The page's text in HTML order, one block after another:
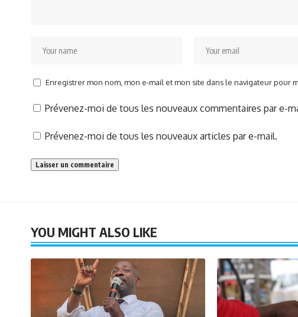
Enregistrer mon nom, mon e-mail et mon site dans le navigateur pour
Prévenez-moi de tous les nouveaux commentaires par e-
Prévenez-moi de tous les nouveaux articles par e-mail.
YOU MIGHT ALSO LIKE